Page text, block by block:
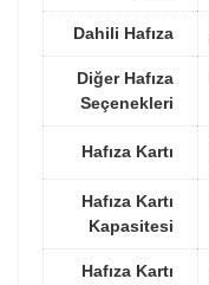
Dahili Hafıza
Diğer Hafıza
Seçenekleri
Hafıza Kartı
Hafıza Kartı
Kapasitesi
Hafıza Kartı